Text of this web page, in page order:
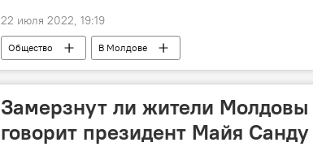
22 июля 2022, 19:19
Общество В Молдове
Замерзнут ли жители Молдовы
говорит президент Майя Санду